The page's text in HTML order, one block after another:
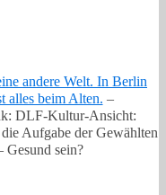
andere Welt. In Berlin
alles beim Alten. –
DLF-Kultur-Ansicht:
Aufgabe der Gewählten
sein?